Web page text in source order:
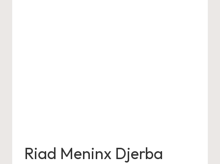
Riad Meninx Djerba